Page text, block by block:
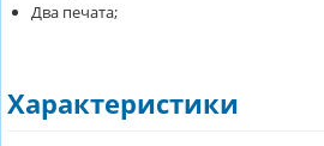
Два печата;
Характеристики